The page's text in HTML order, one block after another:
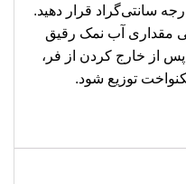
در فر با دمای حدود ۱۸۰ درجه سانتی‌گراد قرار دهید.
۵ دقیقه پایانی مقداری آب نمک رقیق
پس از خارج کردن از فر،
توزیع شود.